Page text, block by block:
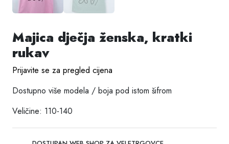
Majica dječja ženska, kratki
rukav
Prijavite se za pregled cijena
Dostupno više modela / boja pod istom šifrom
Veličine: 110-140